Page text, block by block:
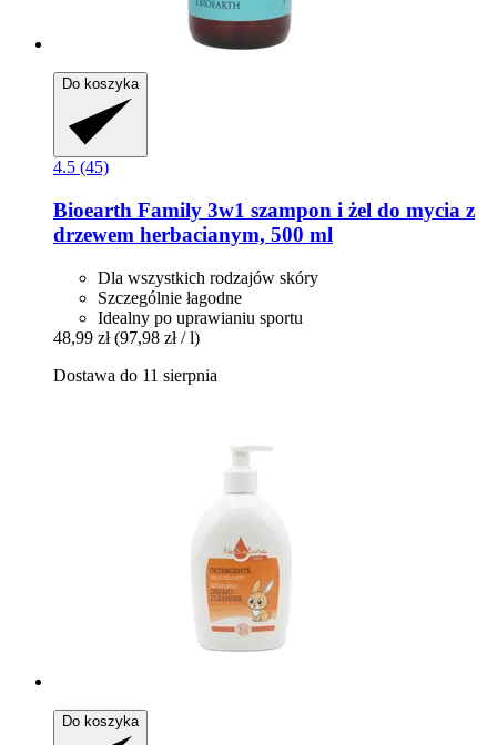
Do koszyka
4.5 (45)
Bioearth Family 3w1 szampon i żel do mycia z
drzewem herbacianym, 500 ml
Dla wszystkich rodzajów skóry
Szczególnie łagodne
Idealny po uprawianiu sportu
48,99 zł (97,98 zł / l)
Dostawa do 11 sierpnia
Do koszyka